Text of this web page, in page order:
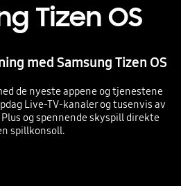
Tizen OS
med Samsung Tizen OS
de nyeste appene og tjenestene
Live-TV-kanaler og tusenvis av
og spennende skyspill direkte
spillkonsoll.